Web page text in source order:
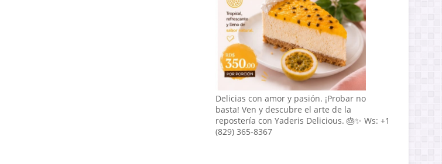
Delicias con amor y pasión. ¡Probar no
basta! Ven y descubre el arte de la
repostería con Yaderis Delicious. 🎂✨ Ws: +1
(829) 365-8367